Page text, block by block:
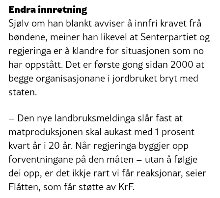
Endra innretning
Sjølv om han blankt avviser å innfri kravet frå
bøndene, meiner han likevel at Senterpartiet og
regjeringa er å klandre for situasjonen som no
har oppstått. Det er første gong sidan 2000 at
begge organisasjonane i jordbruket bryt med
staten.
– Den nye landbruksmeldinga slår fast at
matproduksjonen skal aukast med 1 prosent
kvart år i 20 år. Når regjeringa byggjer opp
forventningane på den måten – utan å følgje
dei opp, er det ikkje rart vi får reaksjonar, seier
Flåtten, som får støtte av KrF.